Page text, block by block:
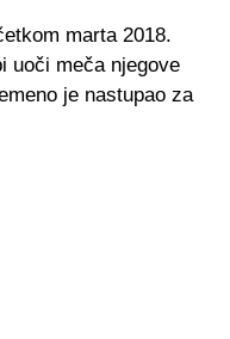
marta 2018.
uoči meča njegove
je nastupao za